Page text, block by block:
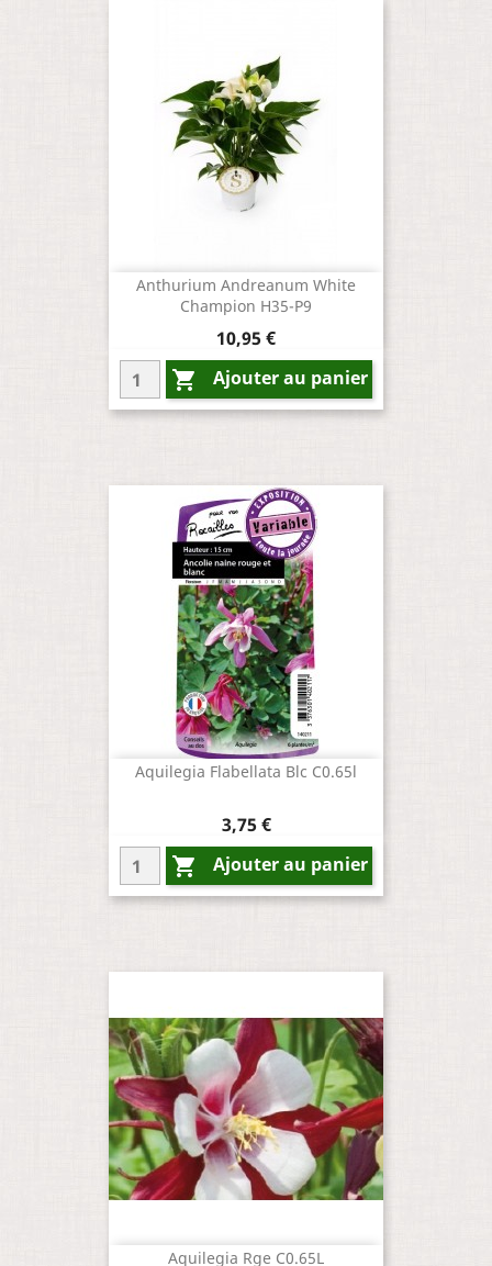
Anthurium Andreanum White
Champion H35-P9
Prix
10,95 €
 Ajouter au panier
Aquilegia Flabellata Blc C0.65l
Prix
3,75 €
 Ajouter au panier
Aquilegia Rge C0.65L